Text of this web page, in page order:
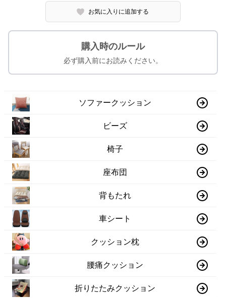
お気に入りに追加する
購入時のルール
必ず購入前にお読みください。
ソファークッション
ビーズ
椅子
座布団
背もたれ
車シート
クッション枕
腰痛クッション
折りたたみクッション